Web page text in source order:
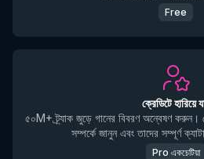
Free
ক্রেডিটে হারিয়ে
৫০M+ ট্র্যাক জুড়ে গানের বিবরণ অন্বেষণ করুন।
সম্পর্কে জানুন এবং তাদের সম্পূর্ণ
Pro একচেটিয়া